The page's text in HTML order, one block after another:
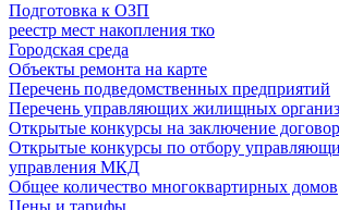
Подготовка к ОЗП
реестр мест накопления тко
Городская среда
Объекты ремонта на карте
Перечень подведомственных предприятий
Перечень управляющих жилищных
Открытые конкурсы на заключение
Открытые конкурсы по отбору
управления МКД
Общее количество многоквартирных домов
Цены и тарифы